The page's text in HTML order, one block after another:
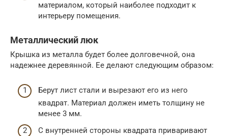
материалом, который наиболее подходит к
интерьеру помещения.
Металлический люк
Крышка из металла будет более долговечной, она
надежнее деревянной. Ее делают следующим образом:
Берут лист стали и вырезают его из него
квадрат. Материал должен иметь толщину не
менее 3 мм.
С внутренней стороны квадрата приваривают